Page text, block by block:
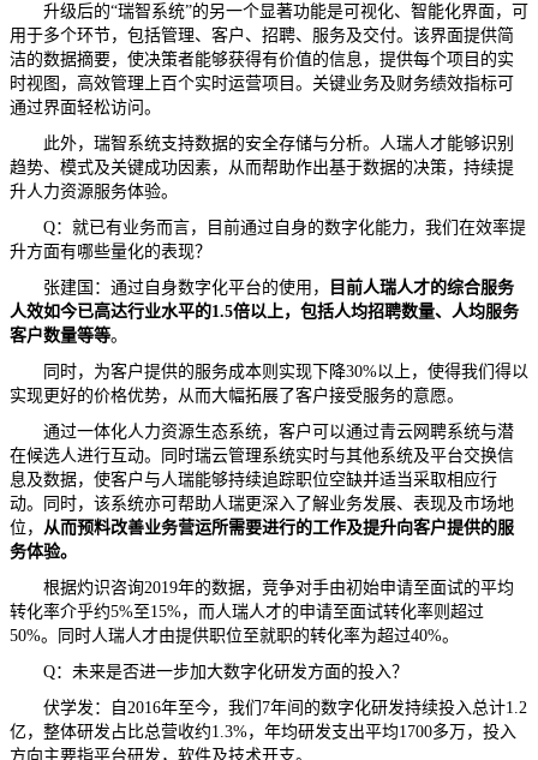
升级后的“瑞智系统”的另一个显著功能是可视化、智能化界面，可
用于多个环节，包括管理、客户、招聘、服务及交付。该界面提供简
洁的数据摘要，使决策者能够获得有价值的信息，提供每个项目的实
时视图，高效管理上百个实时运营项目。关键业务及财务绩效指标可
通过界面轻松访问。
此外，瑞智系统支持数据的安全存储与分析。人瑞人才能够识别
趋势、模式及关键成功因素，从而帮助作出基于数据的决策，持续提
升人力资源服务体验。
Q：就已有业务而言，目前通过自身的数字化能力，我们在效率提
升方面有哪些量化的表现？
张建国：通过自身数字化平台的使用，
目前人瑞人才的综合服务
人效如今已高达行业水平的1.5倍以上，包括人均招聘数量、人均服务
客户数量等等。
同时，为客户提供的服务成本则实现下降30%以上，使得我们得以
实现更好的价格优势，从而大幅拓展了客户接受服务的意愿。
通过一体化人力资源生态系统，客户可以通过青云网聘系统与潜
在候选人进行互动。同时瑞云管理系统实时与其他系统及平台交换信
息及数据，使客户与人瑞能够持续追踪职位空缺并适当采取相应行
动。同时，该系统亦可帮助人瑞更深入了解业务发展、表现及市场地
位， 从而预料改善业务营运所需要进行的工作及提升向客户提供的服
务体验。
根据灼识咨询2019年的数据，竞争对手由初始申请至面试的平均
转化率介乎约5%至15%，而人瑞人才的申请至面试转化率则超过
50%。同时人瑞人才由提供职位至就职的转化率为超过40%。
Q：未来是否进一步加大数字化研发方面的投入？
伏学发：自2016年至今，我们7年间的数字化研发持续投入总计1.2
亿，整体研发占比总营收约1.3%，年均研发支出平均1700多万，投入
方向主要指平台研发，软件及技术开支。